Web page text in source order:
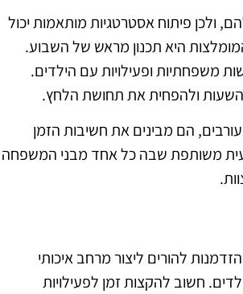
ולכן פיתוח אסטרטגיות מותאמות יכול
היא תכנון מראש של השבוע.
משפחתיות ופעילויות עם הילדים.
ולהפחית את תחושת הלחץ.
הם מבינים את חשיבות הזמן
משותפת שבה כל אחד מבני המשפחה
להורים ליצור מרחב איכותי
חשוב להקצות זמן לפעילויות